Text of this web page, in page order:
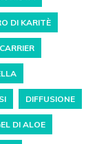
DI KARITÈ
CARRIER
DIFFUSIONE
DI ALOE